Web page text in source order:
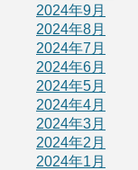
2024年9月
2024年8月
2024年7月
2024年6月
2024年5月
2024年4月
2024年3月
2024年2月
2024年1月